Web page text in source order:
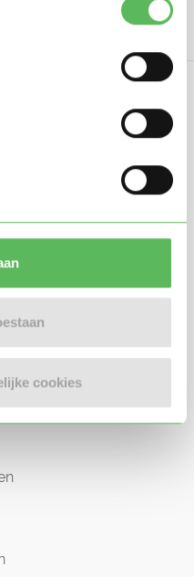
cookies
opgericht
te